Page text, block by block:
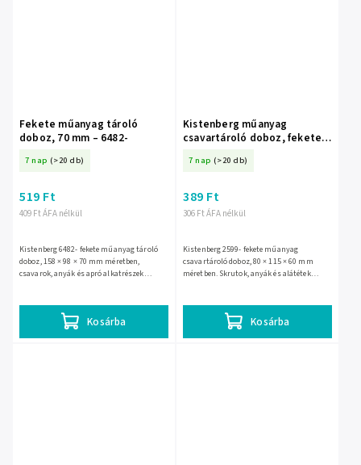
Fekete műanyag tároló
doboz, 70 mm – 6482-
7 nap (>20 db)
409 Ft ÁFA nélkül
519 Ft
Kosárba
Kistenberg 6482- fekete műanyag tároló
doboz, 158 × 98 × 70 mm méretben,
csavarok, anyák és apró alkatrészek
Kistenberg műanyag
csavartároló doboz, fekete –
7 nap (>20 db)
306 Ft ÁFA nélkül
389 Ft
Kosárba
Kistenberg 2599- fekete műanyag
csavartároló doboz, 80 × 115 × 60 mm
méretben. Skrutok, anyák és alátétek